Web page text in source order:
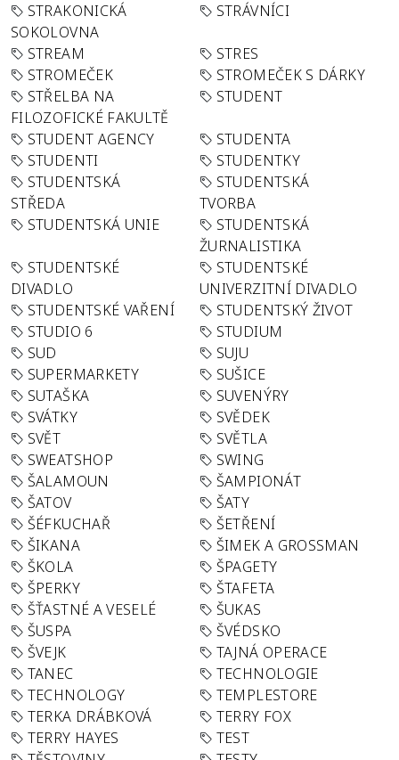
STRAKONICKÁ
SOKOLOVNA
STRÁVNÍCI
STREAM
STRES
STROMEČEK
STROMEČEK S DÁRKY
STŘELBA NA
FILOZOFICKÉ FAKULTĚ
STUDENT
STUDENT AGENCY
STUDENTA
STUDENTI
STUDENTKY
STUDENTSKÁ
STŘEDA
STUDENTSKÁ
TVORBA
STUDENTSKÁ UNIE
STUDENTSKÁ
ŽURNALISTIKA
STUDENTSKÉ
DIVADLO
STUDENTSKÉ
UNIVERZITNÍ DIVADLO
STUDENTSKÉ VAŘENÍ
STUDENTSKÝ ŽIVOT
STUDIO 6
STUDIUM
SUD
SUJU
SUPERMARKETY
SUŠICE
SUTAŠKA
SUVENÝRY
SVÁTKY
SVĚDEK
SVĚT
SVĚTLA
SWEATSHOP
SWING
ŠALAMOUN
ŠAMPIONÁT
ŠATOV
ŠATY
ŠÉFKUCHAŘ
ŠETŘENÍ
ŠIKANA
ŠIMEK A GROSSMAN
ŠKOLA
ŠPAGETY
ŠPERKY
ŠTAFETA
ŠŤASTNÉ A VESELÉ
ŠUKAS
ŠUSPA
ŠVÉDSKO
ŠVEJK
TAJNÁ OPERACE
TANEC
TECHNOLOGIE
TECHNOLOGY
TEMPLESTORE
TERKA DRÁBKOVÁ
TERRY FOX
TERRY HAYES
TEST